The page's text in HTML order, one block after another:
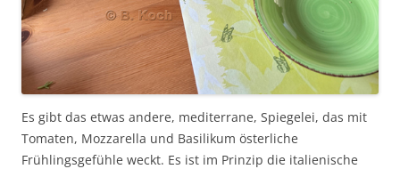
Es gibt das etwas andere, mediterrane, Spiegelei, das mit
Tomaten, Mozzarella und Basilikum österliche
Frühlingsgefühle weckt. Es ist im Prinzip die italienische